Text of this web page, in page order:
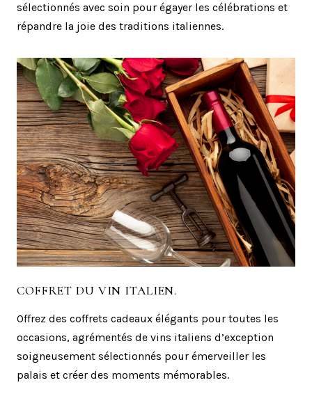
sélectionnés avec soin pour égayer les célébrations et
répandre la joie des traditions italiennes.
COFFRET DU VIN ITALIEN.
Offrez des coffrets cadeaux élégants pour toutes les
occasions, agrémentés de vins italiens d’exception
soigneusement sélectionnés pour émerveiller les
palais et créer des moments mémorables.